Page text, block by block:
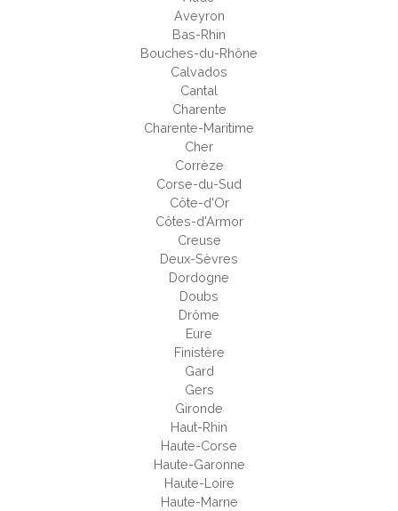
Aveyron
Bas-Rhin
Bouches-du-Rhône
Calvados
Cantal
Charente
Charente-Maritime
Cher
Corrèze
Corse-du-Sud
Côte-d'Or
Côtes-d'Armor
Creuse
Deux-Sèvres
Dordogne
Doubs
Drôme
Eure
Finistère
Gard
Gers
Gironde
Haut-Rhin
Haute-Corse
Haute-Garonne
Haute-Loire
Haute-Marne